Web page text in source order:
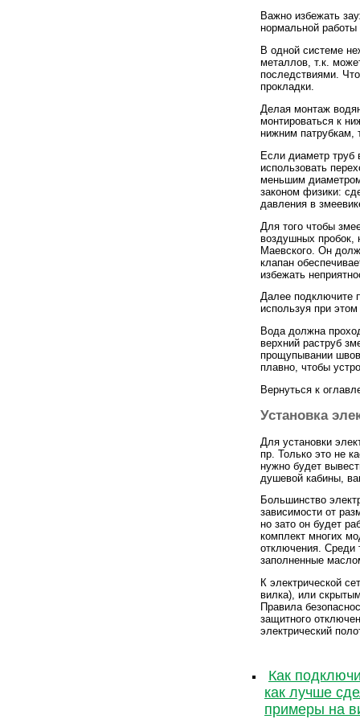
Важно избежать
нормальной
В одной системе
металлов, т.к.
последствиями.
прокладки.
Делая монтаж
монтироваться к
нижним патрубкам,
Если диаметр труб
использовать
меньшим
законом физики:
давления в
Для того чтобы
воздушных пробок,
Маевского. Он
клапан
избежать
Далее подключите
используя при
Вода должна
верхний раструб
прощупывании
плавно, чтобы
Вернуться к
Установка
Для установки
пр. Только это не
нужно будет
душевой кабины,
Большинство
зависимости от
но зато он будет
комплект многих
отключения. Среди
заполненные
К электрической
вилка), или
Правила
защитного
электрический
Как
как лучше
примеры на